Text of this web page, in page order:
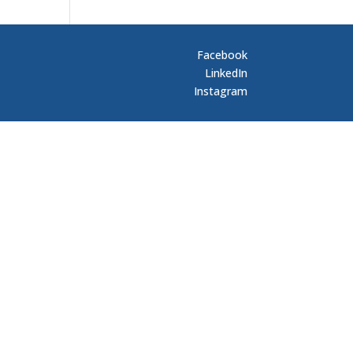
Facebook
LinkedIn
Instagram